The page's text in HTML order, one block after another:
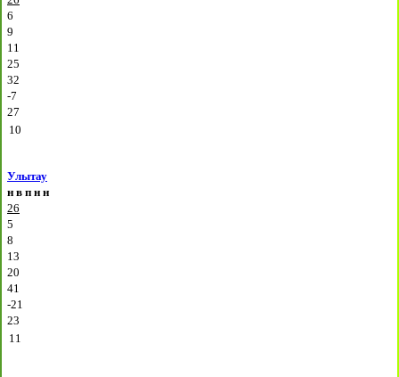
6
9
11
25
32
-7
27
10
Улытау
н в п н н
26
5
8
13
20
41
-21
23
11